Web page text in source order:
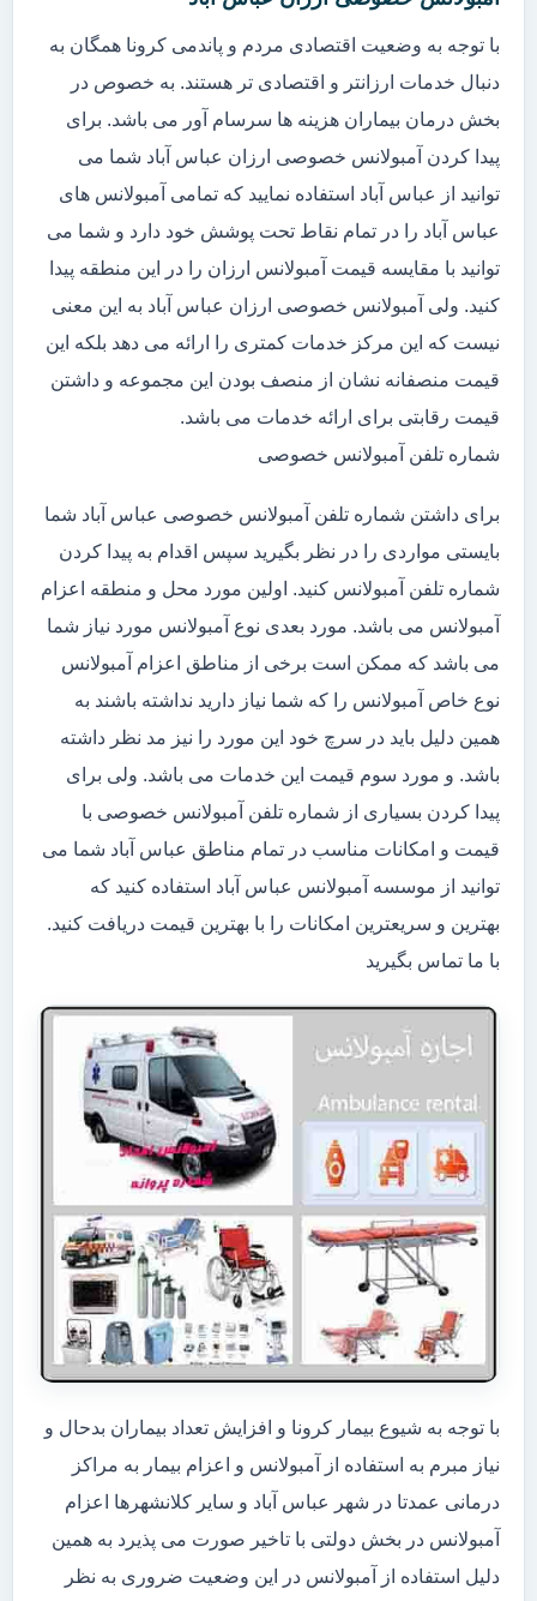
با توجه به وضعیت اقتصادی مردم و پاندمی کرونا همگان به
دنبال خدمات ارزانتر و اقتصادی تر هستند. به خصوص در
بخش درمان بیماران هزینه ها سرسام آور می باشد. برای
پیدا کردن آمبولانس خصوصی ارزان عباس آباد شما می
توانید از عباس آباد استفاده نمایید که تمامی آمبولانس های
عباس آباد را در تمام نقاط تحت پوشش خود دارد و شما می
توانید با مقایسه قیمت آمبولانس ارزان را در این منطقه پیدا
کنید. ولی آمبولانس خصوصی ارزان عباس آباد به این معنی
نیست که این مرکز خدمات کمتری را ارائه می دهد بلکه این
قیمت منصفانه نشان از منصف بودن این مجموعه و داشتن
قیمت رقابتی برای ارائه خدمات می باشد.
شماره تلفن آمبولانس خصوصی
برای داشتن شماره تلفن آمبولانس خصوصی عباس آباد شما
بایستی مواردی را در نظر بگیرید سپس اقدام به پیدا کردن
شماره تلفن آمبولانس کنید. اولین مورد محل و منطقه اعزام
آمبولانس می باشد. مورد بعدی نوع آمبولانس مورد نیاز شما
می باشد که ممکن است برخی از مناطق اعزام آمبولانس
نوع خاص آمبولانس را که شما نیاز دارید نداشته باشند به
همین دلیل باید در سرچ خود این مورد را نیز مد نظر داشته
باشد. و مورد سوم قیمت این خدمات می باشد. ولی برای
پیدا کردن بسیاری از شماره تلفن آمبولانس خصوصی با
قیمت و امکانات مناسب در تمام مناطق عباس آباد شما می
توانید از موسسه آمبولانس عباس آباد استفاده کنید که
بهترین و سریعترین امکانات را با بهترین قیمت دریافت کنید.
با ما تماس بگیرید
با توجه به شیوع بیمار کرونا و افزایش تعداد بیماران بدحال و
نیاز مبرم به استفاده از آمبولانس و اعزام بیمار به مراکز
درمانی عمدتا در شهر عباس آباد و سایر کلانشهرها اعزام
آمبولانس در بخش دولتی با تاخیر صورت می پذیرد به همین
دلیل استفاده از آمبولانس در این وضعیت ضروری به نظر